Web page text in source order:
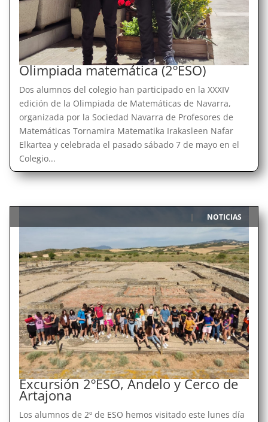
Olimpiada matemática (2ºESO)
Dos alumnos del colegio han participado en la XXXIV
edición de la Olimpiada de Matemáticas de Navarra,
organizada por la Sociedad Navarra de Profesores de
Matemáticas Tornamira Matematika Irakasleen Nafar
Elkartea y celebrada el pasado sábado 7 de mayo en el
Colegio...
Excursión 2ºESO, Andelo y Cerco de
Artajona
NOTICIAS
Los alumnos de 2º de ESO hemos visitado este lunes día